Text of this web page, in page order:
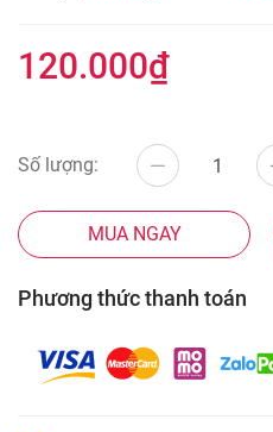
120.000₫
Số lượng:
MUA NGAY
Phương thức thanh toán